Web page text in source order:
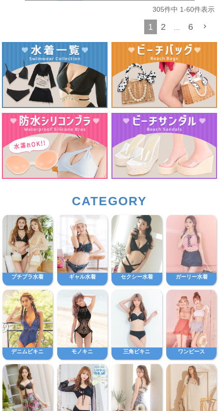
305件中 1-60件表示
1 2 6
CATEGORY
プチプラ水着 ギャル水着 セクシー水着 ガーリー水着
デニムビキニ モノキニ 三角ビキニ ワンピース